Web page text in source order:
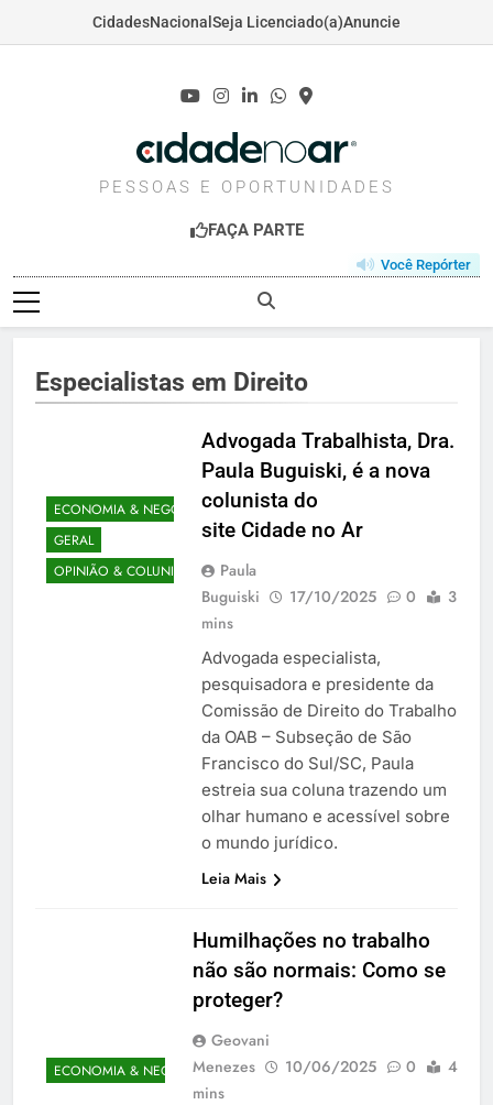
CidadesNacional Seja Licenciado(a)Anuncie
CIDADENOAR.COM
PESSOAS E OPORTUNIDADES
FAÇA PARTE
Você Repórter
Especialistas em Direito
ECONOMIA & NEGÓCIOS
GERAL
OPINIÃO & COLUNISTAS
Advogada Trabalhista, Dra.
Paula Buguiski, é a nova
colunista do
site Cidade no Ar
Paula
Buguiski
17/10/2025 0
3
mins
Advogada especialista,
pesquisadora e presidente da
Comissão de Direito do Trabalho
da OAB – Subseção de São
Francisco do Sul/SC, Paula
estreia sua coluna trazendo um
olhar humano e acessível sobre
o mundo jurídico.
Leia Mais
ECONOMIA & NEGÓCIOS
Humilhações no trabalho
não são normais: Como se
proteger?
Geovani
Menezes
10/06/2025 0
4
mins